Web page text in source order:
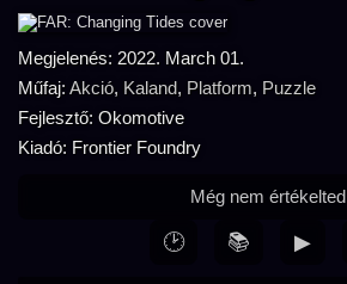
Megjelenés: 2022. March 01.
Műfaj: Akció, Kaland, Platform, Puzzle
Fejlesztő: Okomotive
Kiadó: Frontier Foundry
Még nem értékelted
🕑 📚 ▶